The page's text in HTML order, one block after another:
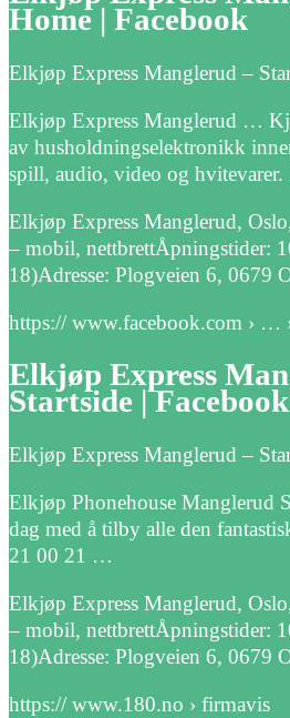
Home | Facebook
Elkjøp Express Manglerud –
Elkjøp Express Manglerud …
av husholdningselektronikk
spill, audio, video og
Elkjøp Express Manglerud,
– mobil, nettbrettÅpningstider:
18)Adresse: Plogveien 6, 0679
https:// www.facebook.com › …
Elkjøp Express
Startside | Facebook
Elkjøp Express Manglerud –
Elkjøp Phonehouse Manglerud
dag med å tilby alle den
21 00 21 …
Elkjøp Express Manglerud,
– mobil, nettbrettÅpningstider:
18)Adresse: Plogveien 6, 0679
https:// www.180.no › firmavis